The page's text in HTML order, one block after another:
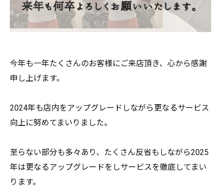
今年も一年たくさんのお客様にご来店頂き、 心から感謝
申し上げます。
2024年も店内をアップグレードしながら更なるサービス
向上に努めてまいりました。
至らない部分も多々あり、
たくさん反省もしながら2025
年は更なるアップグレードをしサービスを徹底してまい
ります。